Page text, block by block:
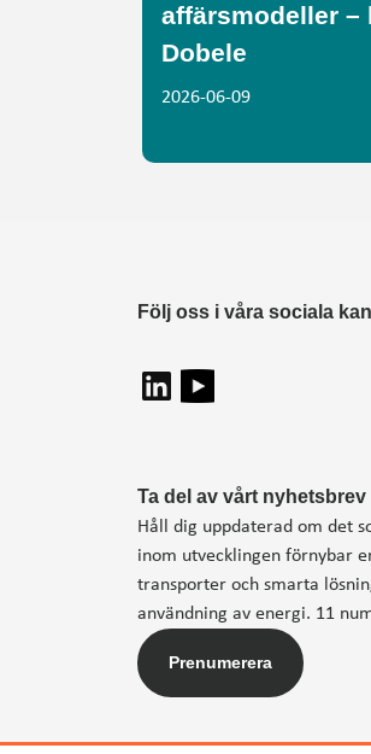
affärsmodeller –
Dobele
2026-06-09
Ta del av vårt
Håll dig uppdaterad om det
inom utvecklingen förnybar
transporter och smarta
användning av energi. 11
Prenumerera
Följ oss i våra sociala